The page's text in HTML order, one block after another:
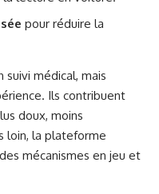
pour réduire la
suivi médical, mais
Ils contribuent
doux, moins
loin, la plateforme
mécanismes en jeu et